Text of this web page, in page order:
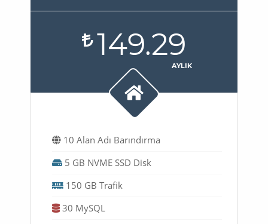
149.29
AYLIK
10 Alan Adı Barındırma
5 GB NVME SSD Disk
150 GB Trafik
30 MySQL